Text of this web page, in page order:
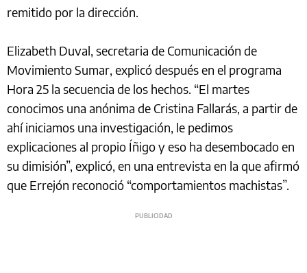
remitido por la dirección.
Elizabeth Duval, secretaria de Comunicación de
Movimiento Sumar, explicó después en el programa
Hora 25 la secuencia de los hechos. “El martes
conocimos una anónima de Cristina Fallarás, a partir de
ahí iniciamos una investigación, le pedimos
explicaciones al propio Íñigo y eso ha desembocado en
su dimisión”, explicó, en una entrevista en la que afirmó
que Errejón reconoció “comportamientos machistas”.